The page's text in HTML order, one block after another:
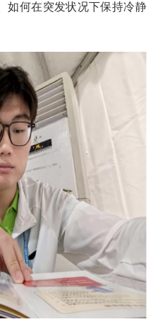
如何在突发状况下保持冷静